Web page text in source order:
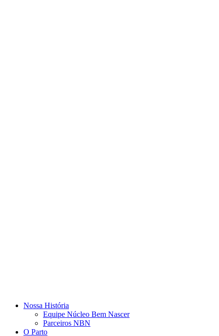
Nossa História
Equipe Núcleo Bem Nascer
Parceiros NBN
O Parto